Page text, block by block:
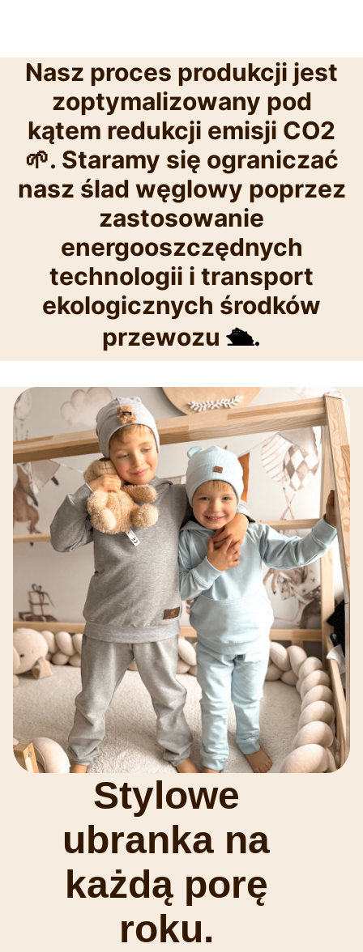
Nasz proces produkcji jest
zoptymalizowany pod
kątem redukcji emisji CO2
🌱. Staramy się ograniczać
nasz ślad węglowy poprzez
zastosowanie
energooszczędnych
technologii i transport
ekologicznych środków
przewozu 🛳️.
Stylowe
ubranka na
każdą porę
roku.